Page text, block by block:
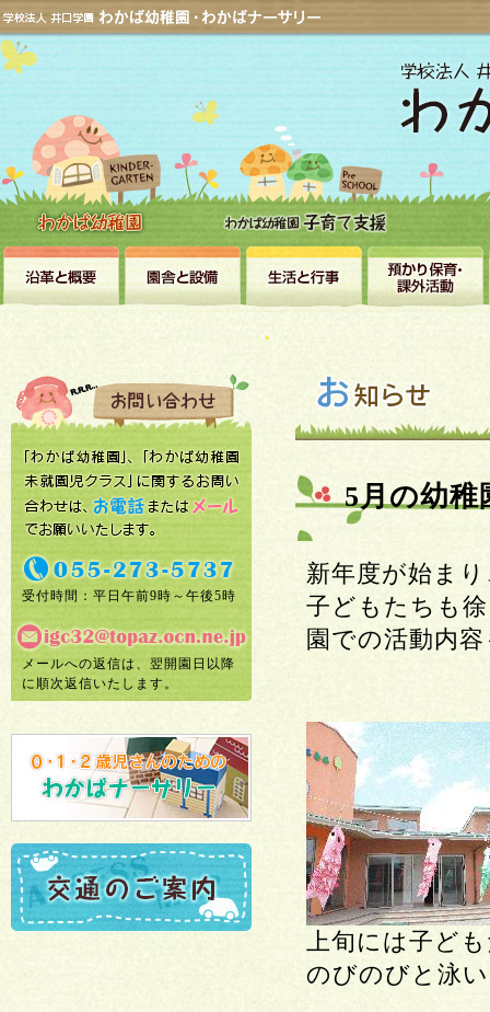
受付時間：平日午前9時～午後5時
メールへの返信は、翌開園日以降
に順次返信いたします。
5月の幼稚
新年度が始ま
子どもたちも
園での活動内
上旬には子ど
のびのびと泳